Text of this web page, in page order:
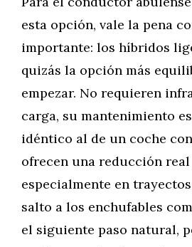
esta opción, vale la pena
importante: los híbridos
quizás la opción más
empezar. No requieren
carga, su mantenimiento
idéntico al de un coche
ofrecen una reducción
especialmente en
salto a los enchufables
el siguiente paso natural,